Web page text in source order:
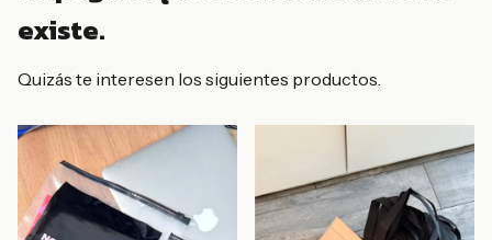
existe.
Quizás te interesen los siguientes productos.